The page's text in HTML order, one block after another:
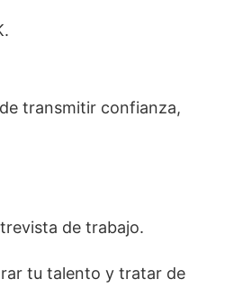
transmitir confianza,
de trabajo.
tu talento y tratar de